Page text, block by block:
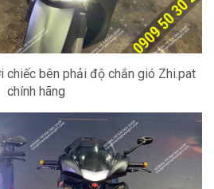
chiếc bên phải độ chắn gió Zhi.pat
chính hãng